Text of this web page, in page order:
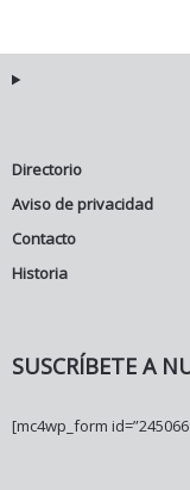
Directorio
Aviso de privacidad
Contacto
Historia
SUSCRÍBETE A
[mc4wp_form